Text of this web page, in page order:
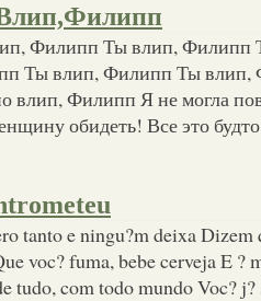
Филипп Ты влип, Филипп
Ты влип, Филипп Ты влип,
влип, Филипп Я не могла
обидеть! Все это
tanto e ningu?m deixa Dizem
voc? fuma, bebe cerveja E ?
tudo, com todo mundo Voc? j?